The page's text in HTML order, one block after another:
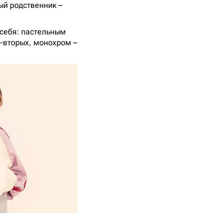
родственник –
пастельным
вторых, монохром –